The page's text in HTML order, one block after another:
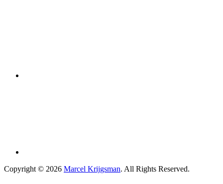
Copyright © 2026 Marcel Krijgsman. All Rights Reserved.